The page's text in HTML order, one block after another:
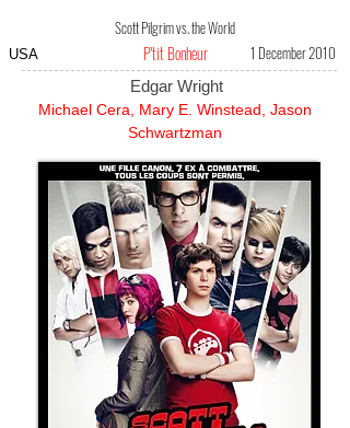
Scott Pilgrim vs. the World
USA P'tit Bonheur 1 December 2010
Edgar Wright
Michael Cera, Mary E. Winstead, Jason
Schwartzman